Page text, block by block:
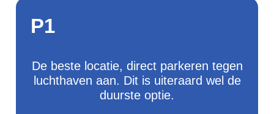
P1
De beste locatie, direct parkeren tegen
luchthaven aan. Dit is uiteraard wel de
duurste optie.